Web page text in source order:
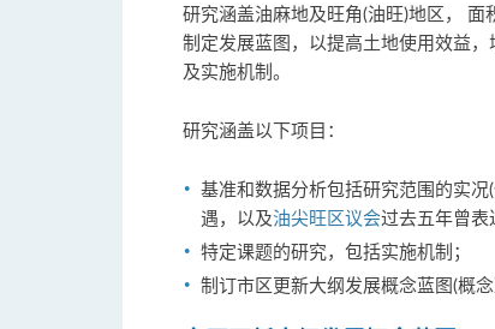
研究涵盖油麻地及旺角(油旺)地区，
制定发展蓝图，以提高土地使用效益
及实施机制。
研究涵盖以下项目：
基准和数据分析包括研究范围的实
遇，以及油尖旺区议会过去五年曾表
特定课题的研究，包括实施机制；
制订市区更新大纲发展概念蓝图(概